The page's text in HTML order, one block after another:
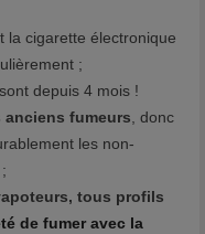
la cigarette électronique
;
depuis 4 mois !
anciens fumeurs , donc
les non-
tous profils
de fumer avec la